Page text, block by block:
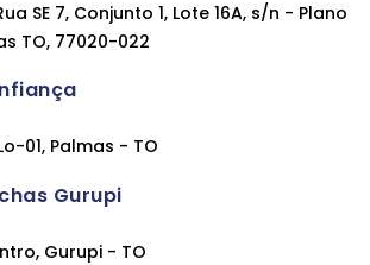
SE 7, Conjunto 1, Lote 16A, s/n - Plano
TO, 77020-022
01, Palmas - TO
Gurupi
Gurupi - TO